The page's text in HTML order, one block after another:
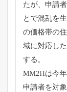
たが、 申請
とで混乱を
の価格帯の
域に対応し
する。
MM2Hは今
申請者を対